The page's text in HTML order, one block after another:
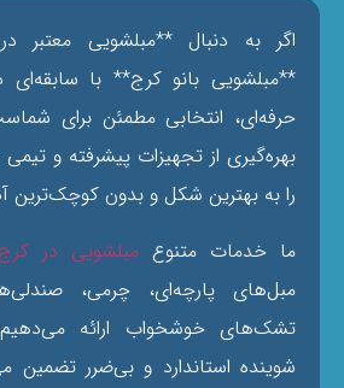
اگر به دنبال **مبلشویی معتبر
**مبلشویی بانو کرج** با
حرفه‌ای، انتخابی مطمئن برای
بهره‌گیری از تجهیزات پیشرفته و
را به بهترین شکل و بدون کوچک‌ترین
ما خدمات متنوع مبلشویی در کرج
مبل‌های پارچه‌ای، چرمی،
تشک‌های خوشخواب ارائه می‌دهیم.
شوینده استاندارد و بی‌ضرر